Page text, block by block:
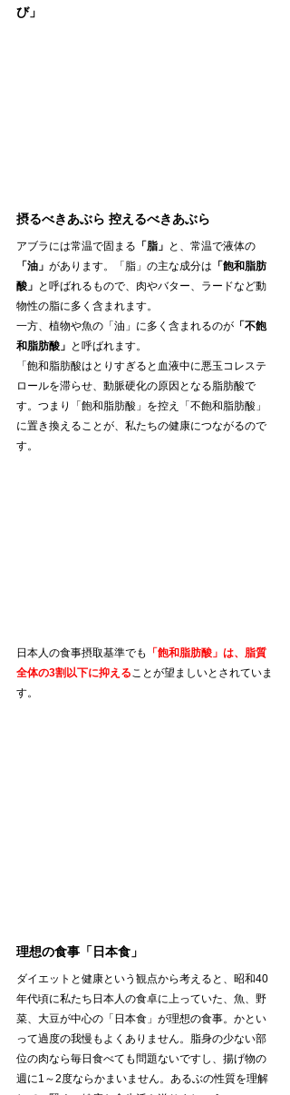
び」
摂るべきあぶら 控えるべきあぶら
アブラには常温で固まる 「脂」 と、常温で液体の
「油」 があります。「脂」の主な成分は 「飽和脂肪
酸」 と呼ばれるもので、肉やバター、ラードなど動
物性の脂に多く含まれます。
一方、植物や魚の「油」に多く含まれるのが 「不飽
和脂肪酸」 と呼ばれます。
「飽和脂肪酸はとりすぎると血液中に悪玉コレステ
ロールを滞らせ、動脈硬化の原因となる脂肪酸で
す。つまり「飽和脂肪酸」を控え「不飽和脂肪酸」
に置き換えることが、私たちの健康につながるので
す。
日本人の食事摂取基準でも
「飽和脂肪酸」は、脂質
全体の3割以下に抑えることが望ましいとされていま
す。
理想の食事「日本食」
ダイエットと健康という観点から考えると、昭和40
年代頃に私たち日本人の食卓に上っていた、魚、野
菜、大豆が中心の「日本食」が理想の食事。かとい
って過度の我慢もよくありません。脂身の少ない部
位の肉なら毎日食べても問題ないですし、揚げ物の
週に1～2度ならかまいません。あるぶの性質を理解